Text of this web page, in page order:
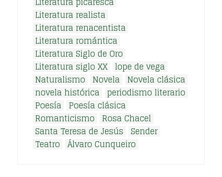
Literatura realista
Literatura renacentista
Literatura romántica
Literatura Siglo de Oro
Literatura siglo XX lope de vega
Naturalismo
Novela
Novela clásica
novela histórica periodismo literario
Poesía
Poesía clásica
Romanticismo
Rosa Chacel
Santa Teresa de Jesús Sender
Teatro Álvaro Cunqueiro